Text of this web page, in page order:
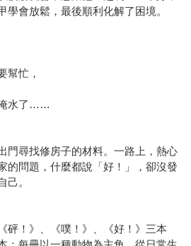
學會放鬆，最後順利化解了困境。
幫忙，
淹水了……
門尋找修房子的材料。一路上，熱心
的問題，什麼都說「好！」，卻沒發
己。
砰！》、《噗！》、《好！》三本